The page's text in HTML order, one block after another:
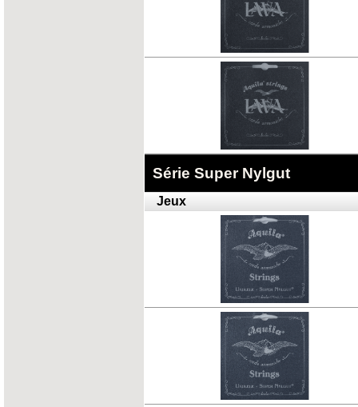
Série Super Nylgut
Jeux